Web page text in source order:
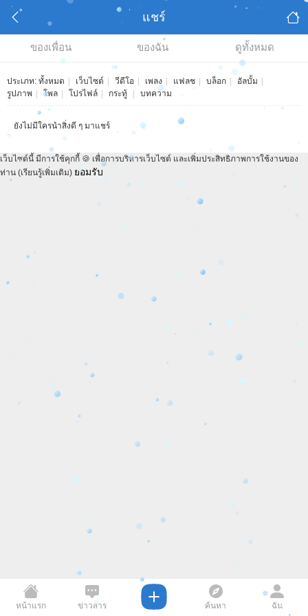
แชร์
ของเพื่อน ของฉัน ดูทั้งหมด
ประเภท: ทั้งหมด เว็บไซต์ วีดีโอ เพลง แฟลช บล็อก อัลบั้ม
รูปภาพ
โพล โปรไฟล์ กระทู้ | บทความ
ยังไม่มีใครนำสิ่งดี ๆ มาแชร์
เว็บไซต์นี้ มีการใช้คุกกี้ 🍪 เพื่อการบริหารเว็บไซต์ และเพิ่มประสิทธิภาพการใช้งานของ
ท่าน (เรียนรู้เพิ่มเติม) ยอมรับ
หน้าแรก ข่าวสาร ค้นหา ฉัน